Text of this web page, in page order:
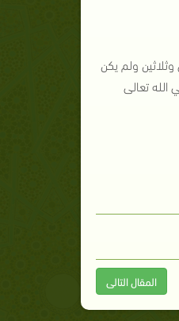
ولم يكن
تعالى
المقال التالى